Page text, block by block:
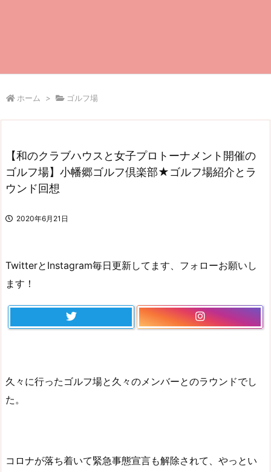
ホーム > ゴルフ場
【和のクラブハウスと女子プロトーナメント開催の
ゴルフ場】小幡郷ゴルフ倶楽部★ゴルフ場紹介とラ
ウンド回想
2020年6月21日
TwitterとInstagram毎日更新してます、フォローお願いし
ます！
久々に行ったゴルフ場と久々のメンバーとのラウンドでし
た。
コロナが落ち着いて緊急事態宣言も解除されて、やっとい